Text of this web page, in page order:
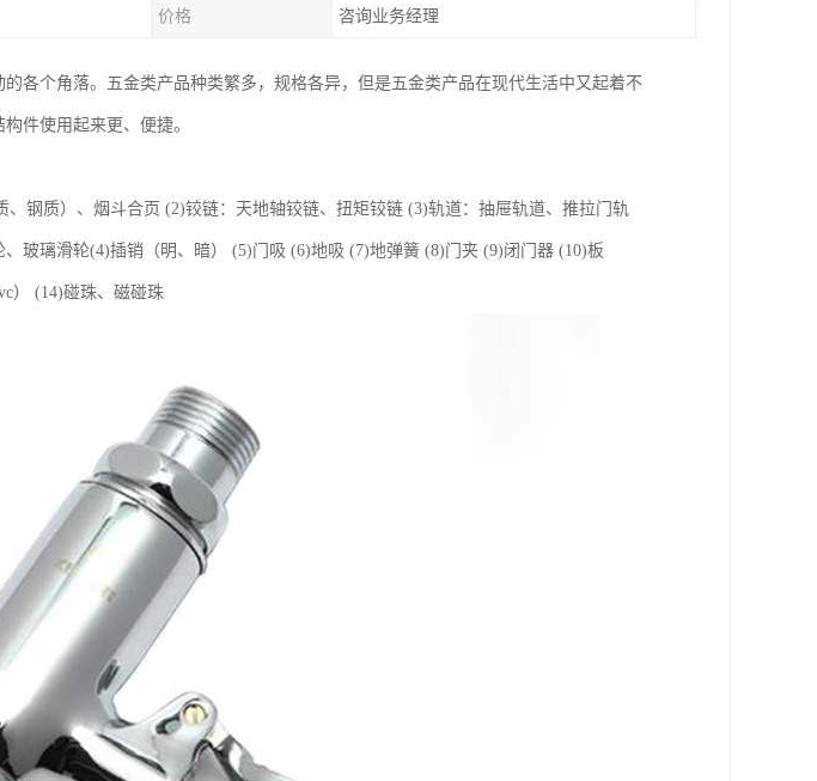
价格 咨询业务经理
各个角落。五金类产品种类繁多，规格各异，但是五金类产品在现代生活中又起着不
件使用起来更、便捷。
钢质）、烟斗合页 (2)铰链：天地轴铰链、扭矩铰链 (3)轨道：抽屉轨道、推拉门轨
玻璃滑轮(4)插销（明、暗） (5)门吸 (6)地吸 (7)地弹簧 (8)门夹 (9)闭门器 (10)板
） (14)碰珠、磁碰珠